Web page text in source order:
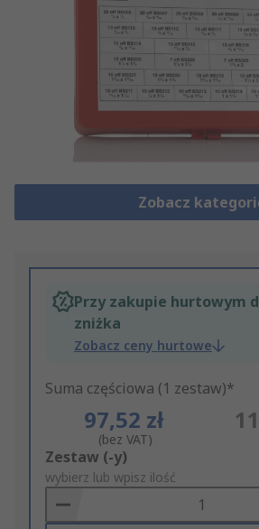
Zobacz
Przy zakupie hurtowym
zniżka
Zobacz ceny hurtowe
Suma częściowa (1 zestaw)*
97,52 zł
(bez VAT)
Add
to
Basket
Zestaw (-y)
wybierz lub wpisz ilość